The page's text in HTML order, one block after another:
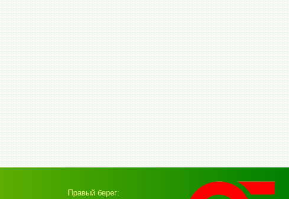
Правый берег: